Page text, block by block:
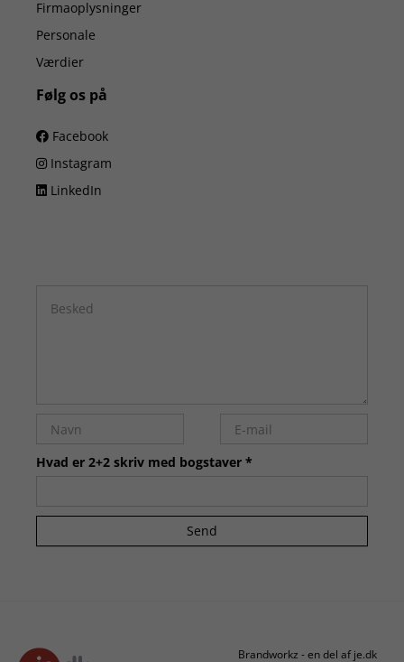
Firmaoplysninger
Personale
Værdier
Følg os på
Facebook
Instagram
LinkedIn
Hvad er 2+2 skriv med bogstaver *
Send
Brandworkz - en del af je.dk